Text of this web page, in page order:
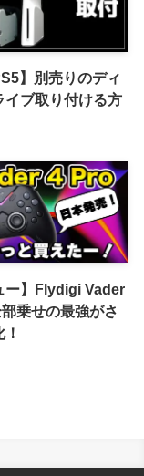
】別売りのディ
イブ取り付ける方
ー】Flydigi Vader
乗せの最強がさ